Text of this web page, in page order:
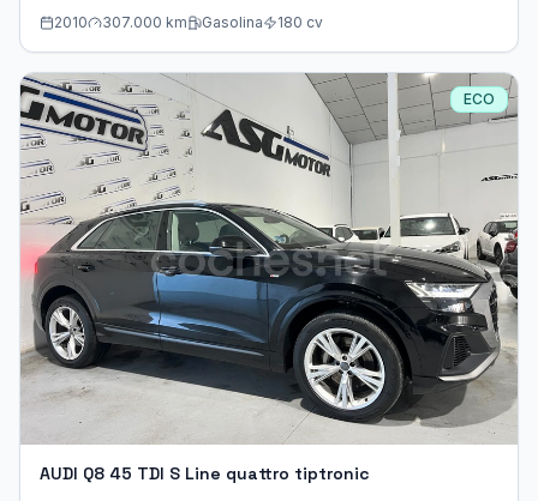
2010 307.000 km Gasolina 180 cv
ECO
AUDI Q8 45 TDI S Line quattro tiptronic